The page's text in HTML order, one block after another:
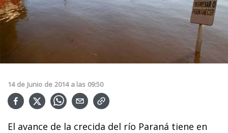
14 de Junio de 2014 a las 09:50
El avance de la crecida del río Paraná tiene en